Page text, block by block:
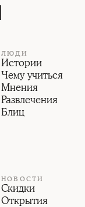
ЛЮДИ
Истории
Чему учиться
Мнения
Развлечения
Блиц
НОВОСТИ
Скидки
Открытия